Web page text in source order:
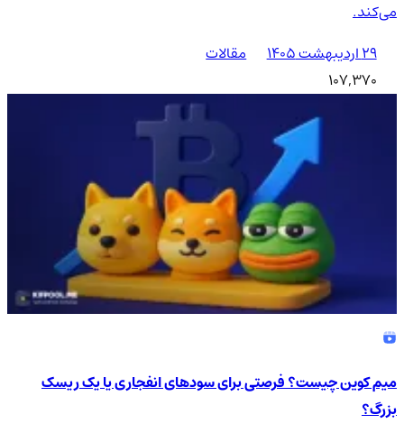
می‌کند.
۲۹ اردیبهشت ۱۴۰۵
مقالات
107,370
میم کوین چیست؟ فرصتی برای سودهای انفجاری یا یک ریسک
بزرگ؟